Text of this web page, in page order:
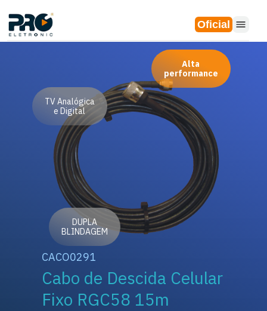
Oficial
CACO0291
Cabo de Descida Celular
Fixo RGC58 15m
DUPLA
BLINDAGEM
Alta
performance
TV Analógica
e Digital